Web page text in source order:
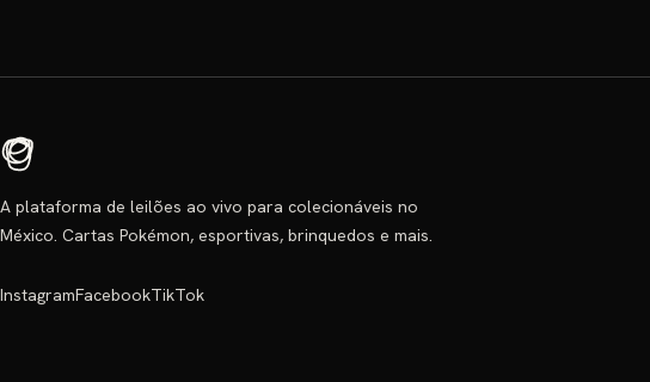
A plataforma de leilões ao vivo para colecionáveis no
México. Cartas Pokémon, esportivas, brinquedos e mais.
InstagramFacebookTikTok